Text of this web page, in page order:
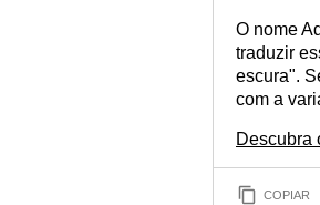
O nome
traduzir
escura".
com a
Descubra
COPIAR